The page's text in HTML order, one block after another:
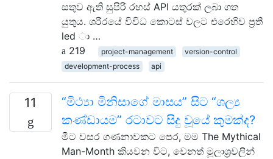
සතුව ඇති සුපිරි රහස් API යතුරක් ලබා ගත
යුතුය. ශරීරයේ විවිධ කොටස් වලට එරෙහිව ප්‍රති
led ා …
219
project-management
version-control
development-process
api
11
“මිථ්‍යා මිනිසාගේ මාසය” සිට “ශල්‍ය
කණ්ඩායම” රටාවට සිදු වූයේ කුමක්ද?
මීට වසර ගණනාවකට පෙර, මම The Mythical
Man-Month කියවන විට, වෙනත් මූලාශ්‍රවලින්